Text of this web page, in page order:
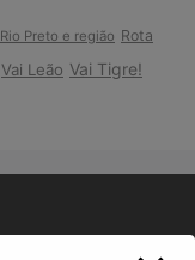
Rio Preto e região Rota
Vai Leão Vai Tigre!